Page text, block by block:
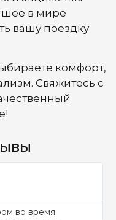
в мире
вашу поездку
комфорт,
Свяжитесь с
во время